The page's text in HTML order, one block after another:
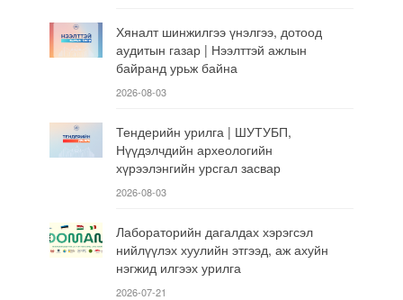
Хяналт шинжилгээ үнэлгээ, дотоод
аудитын газар | Нээлттэй ажлын
байранд урьж байна
2026-08-03
Тендерийн урилга | ШУТУБП,
Нүүдэлчдийн археологийн
хүрээлэнгийн урсгал засвар
2026-08-03
Лабораторийн дагалдах хэрэгсэл
нийлүүлэх хуулийн этгээд, аж ахуйн
нэгжид илгээх урилга
2026-07-21